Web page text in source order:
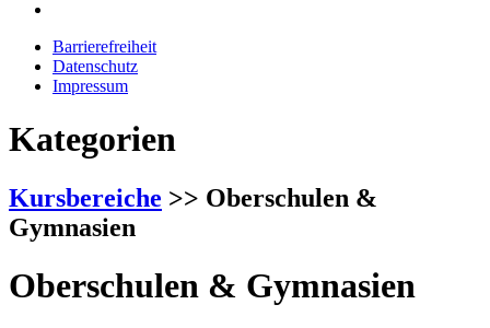
Barrierefreiheit
Datenschutz
Impressum
Kategorien
Kursbereiche >> Oberschulen &
Gymnasien
Oberschulen & Gymnasien